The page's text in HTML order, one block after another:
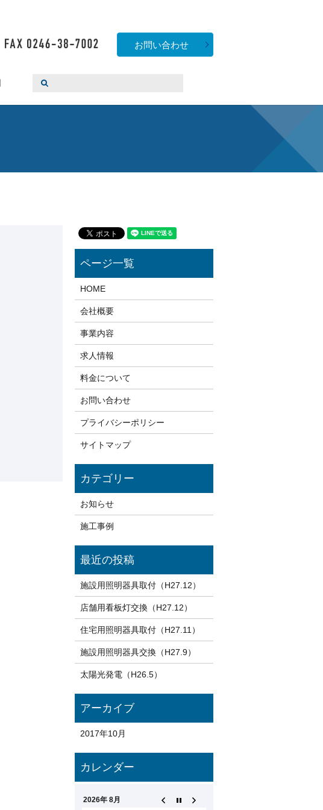
お問い合わせ
HOME
会社概要
事業内容
求人情報
料金について
お問い合わせ
プライバシーポリシー
サイトマップ
お知らせ
施工事例
施設用照明器具取付（H27.12）
店舗用看板灯交換（H27.12）
住宅用照明器具取付（H27.11）
施設用照明器具交換（H27.9）
太陽光発電（H26.5）
2017年10月
2026年 8月